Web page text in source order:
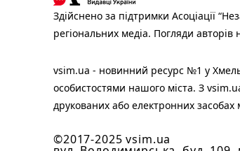
Здійснено за підтримки Асоціації
регіональних медіа. Погляди
vsim.ua - новинний ресурс №1 у
особистостями нашого міста. З
друкованих або електронних
©2017-2025 vsim.ua